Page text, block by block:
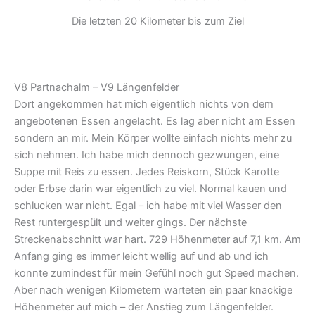
Die letzten 20 Kilometer bis zum Ziel
V8 Partnachalm – V9 Längenfelder
Dort angekommen hat mich eigentlich nichts von dem
angebotenen Essen angelacht. Es lag aber nicht am Essen
sondern an mir. Mein Körper wollte einfach nichts mehr zu
sich nehmen. Ich habe mich dennoch gezwungen, eine
Suppe mit Reis zu essen. Jedes Reiskorn, Stück Karotte
oder Erbse darin war eigentlich zu viel. Normal kauen und
schlucken war nicht. Egal – ich habe mit viel Wasser den
Rest runtergespült und weiter gings. Der nächste
Streckenabschnitt war hart. 729 Höhenmeter auf 7,1 km. Am
Anfang ging es immer leicht wellig auf und ab und ich
konnte zumindest für mein Gefühl noch gut Speed machen.
Aber nach wenigen Kilometern warteten ein paar knackige
Höhenmeter auf mich – der Anstieg zum Längenfelder.